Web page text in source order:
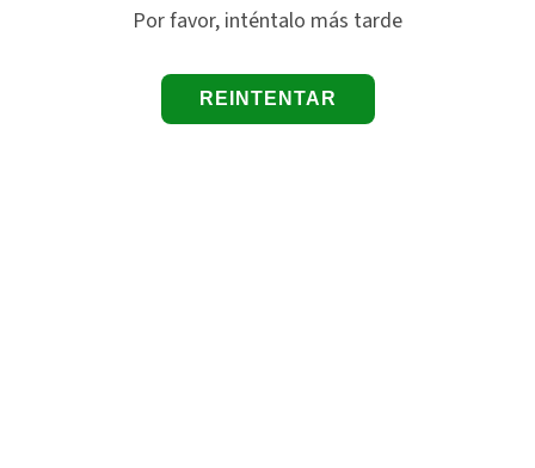
Por favor, inténtalo más tarde
REINTENTAR